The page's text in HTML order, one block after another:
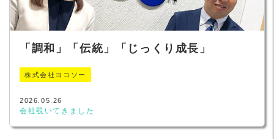
「調和」「伝統」「じっくり成長」
株式会社ヨコソー
2026.05.26
会社覗いてきました